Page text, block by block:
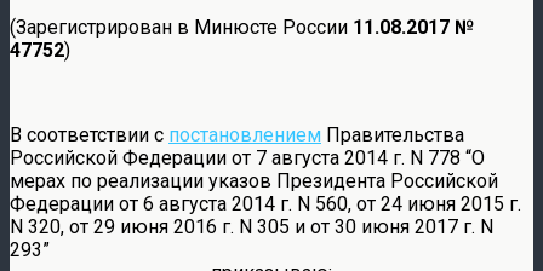
(Зарегистрирован в Минюсте России 11.08.2017 №
47752)
В соответствии с постановлением Правительства
Российской Федерации от 7 августа 2014 г. N 778 “О
мерах по реализации указов Президента Российской
Федерации от 6 августа 2014 г. N 560, от 24 июня 2015 г.
N 320, от 29 июня 2016 г. N 305 и от 30 июня 2017 г. N
293”